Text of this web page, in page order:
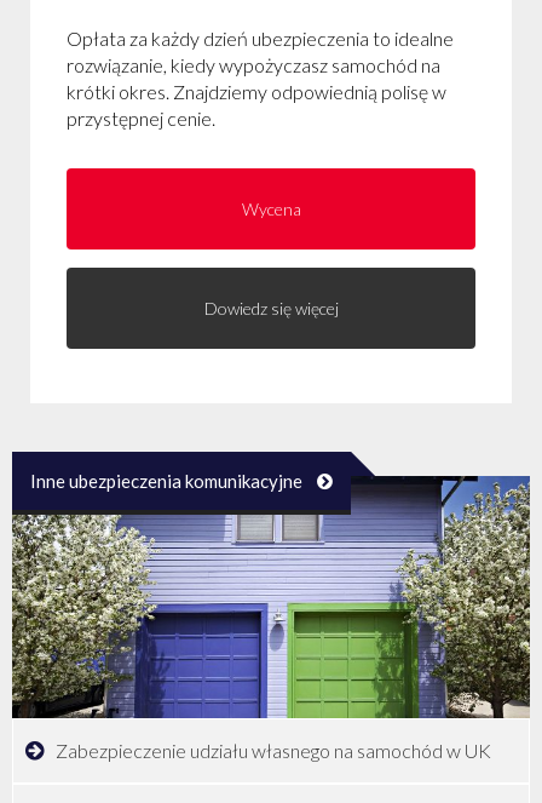
Opłata za każdy dzień ubezpieczenia to idealne
rozwiązanie, kiedy wypożyczasz samochód na
krótki okres. Znajdziemy odpowiednią polisę w
przystępnej cenie.
Wycena
Dowiedz się więcej
Inne ubezpieczenia komunikacyjne
Zabezpieczenie udziału własnego na samochód w UK